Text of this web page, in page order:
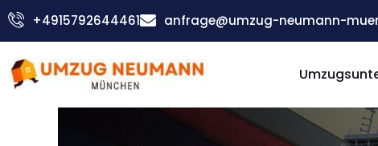
Zum
Inhalt
+4915792644461 anfrage@umzug-neumann-